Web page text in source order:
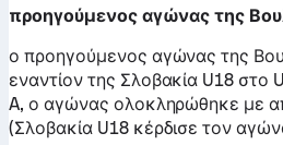
προηγούμενος αγώνας της
ο προηγούμενος αγώνας της
εναντίον της Σλοβακία U18 στο
A, ο αγώνας ολοκληρώθηκε με
(Σλοβακία U18 κέρδισε τον